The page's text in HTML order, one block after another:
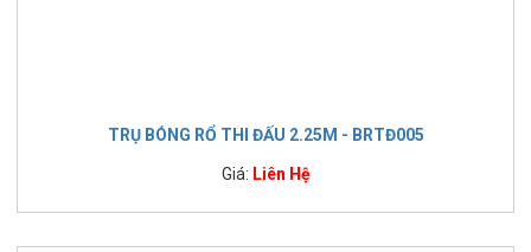
TRỤ BÓNG RỔ THI ĐẤU 2.25M - BRTĐ005
Giá: Liên Hệ